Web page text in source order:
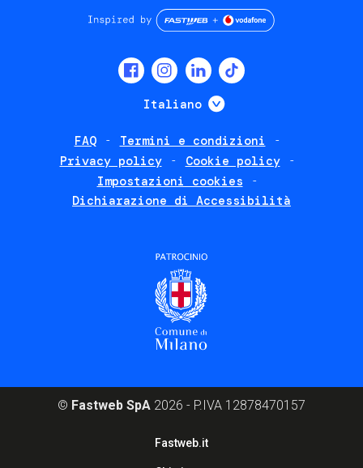
Italiano Mostra ulteriori
FAQ
Termini e condizioni
Privacy policy
Cookie policy
Impostazioni cookies
Dichiarazione di Accessibilità
© Fastweb SpA 2026 - P.IVA 12878470157
Fastweb.it